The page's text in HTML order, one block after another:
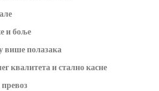
и боље
више полазака
квалитета и стално касне